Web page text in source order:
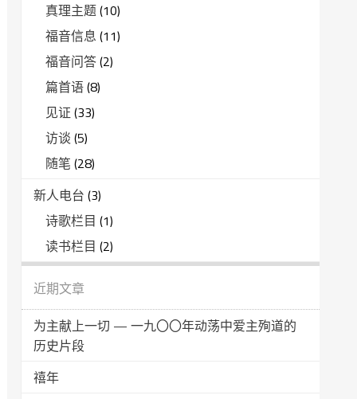
真理主题(10)
福音信息 (11)
福音问答(2)
篇首语(8)
见证(33)
访谈(5)
随笔 (28)
新人电台 (3)
诗歌栏目 (1)
读书栏目 (2)
近期文章
为主献上一切 — 一九〇〇年动荡中爱主殉道的
历史片段
禧年